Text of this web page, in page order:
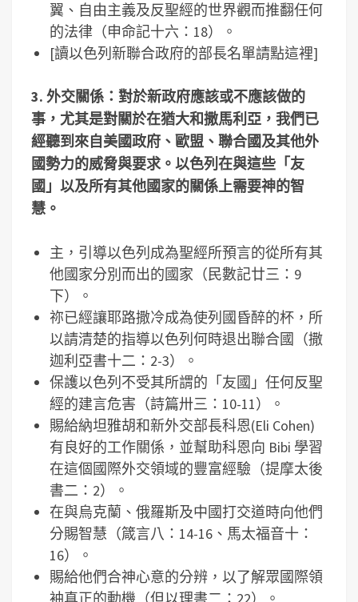
翼、自由主義及反聖經的世界觀而推翻任何
的法律（申命記十六：18）。
[讀以色列新聯合政府的部長名單請點這裡]
3. 外交關係：對於新政府應該或不應該做的
事，尤其是對關於在猶大和撒馬利亞，我們已
經聽到來自美國政府、歐盟、聯合國及其他外
國勢力的威脅與要求。以色列在與這些「友
國」以及所有其他國家的關係上需要神的智
慧。
主，引導以色列成為聖經所預言的從所有其
他國家分別而出的國家（民數記廿三：9
下）。
祢已經讓耶路撒冷成為使列國昏醉的杯，所
以請清楚的指導以色列何時退出聯合國（撒
迦利亞書十二：2-3）。
保護以色列不受其所謂的「友國」任何反聖
經的建言危害（詩篇卅三：10-11）。
賜給納坦雅胡和新外交部長科恩(Eli Cohen)
有良好的工作關係，並幫助科恩向 Bibi 學習
在這個國際外交領域的豐富經驗（提摩太後
書二：2）。
在與烏克蘭、俄羅斯及中國打交道時向他們
分賜智慧（箴言八：14-16、馬太福音十：
16）。
賜給他們合神心意的分辨，以了解眾國際領